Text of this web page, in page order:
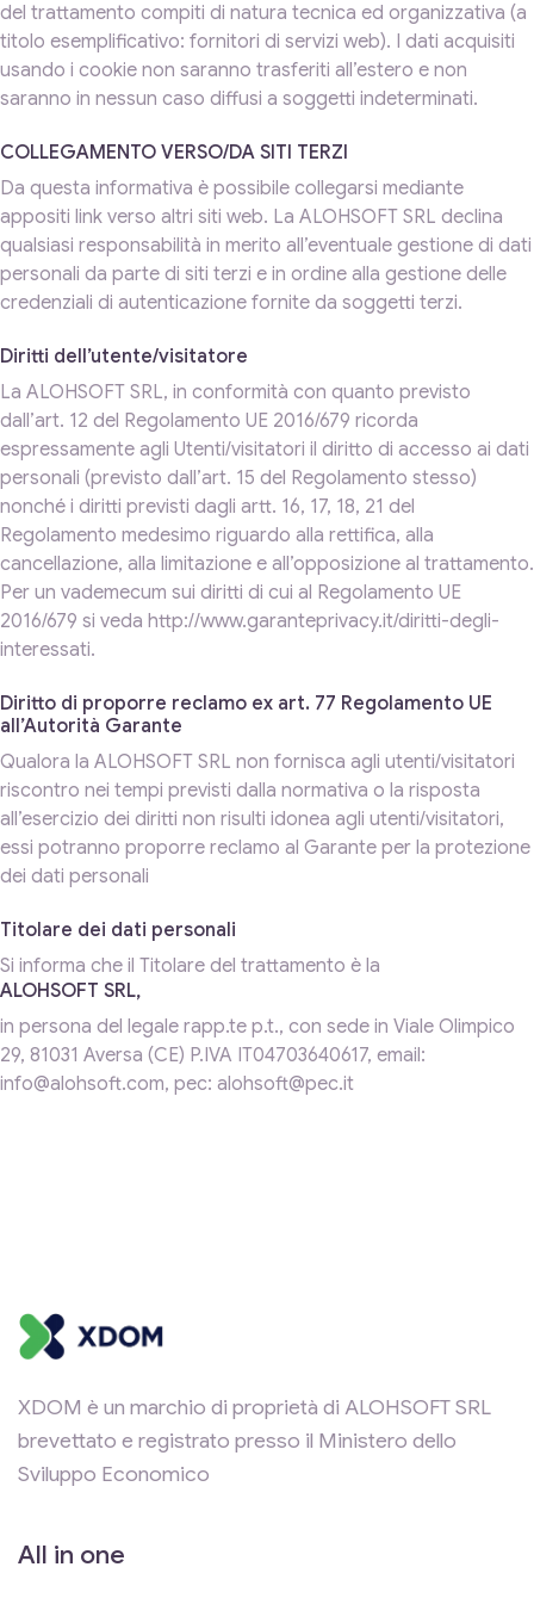
del trattamento compiti di natura tecnica ed organizzativa (a
titolo esemplificativo: fornitori di servizi web). I dati acquisiti
usando i cookie non saranno trasferiti all’estero e non
saranno in nessun caso diffusi a soggetti indeterminati.
COLLEGAMENTO VERSO/DA SITI TERZI
Da questa informativa è possibile collegarsi mediante
appositi link verso altri siti web. La ALOHSOFT SRL declina
qualsiasi responsabilità in merito all’eventuale gestione di dati
personali da parte di siti terzi e in ordine alla gestione delle
credenziali di autenticazione fornite da soggetti terzi.
Diritti dell’utente/visitatore
La ALOHSOFT SRL, in conformità con quanto previsto
dall’art. 12 del Regolamento UE 2016/679 ricorda
espressamente agli Utenti/visitatori il diritto di accesso ai dati
personali (previsto dall’art. 15 del Regolamento stesso)
nonché i diritti previsti dagli artt. 16, 17, 18, 21 del
Regolamento medesimo riguardo alla rettifica, alla
cancellazione, alla limitazione e all’opposizione al trattamento.
Per un vademecum sui diritti di cui al Regolamento UE
2016/679 si veda http://www.garanteprivacy.it/diritti-degli-
interessati.
Diritto di proporre reclamo ex art. 77 Regolamento UE
all’Autorità Garante
Qualora la ALOHSOFT SRL non fornisca agli utenti/visitatori
riscontro nei tempi previsti dalla normativa o la risposta
all’esercizio dei diritti non risulti idonea agli utenti/visitatori,
essi potranno proporre reclamo al Garante per la protezione
dei dati personali
Titolare dei dati personali
Si informa che il Titolare del trattamento è la
ALOHSOFT SRL,
in persona del legale rapp.te p.t., con sede in Viale Olimpico
29, 81031 Aversa (CE) P.IVA IT04703640617, email:
info@alohsoft.com, pec: alohsoft@pec.it
XDOM è un marchio di proprietà di ALOHSOFT SRL
brevettato e registrato presso il Ministero dello
Sviluppo Economico
All in one